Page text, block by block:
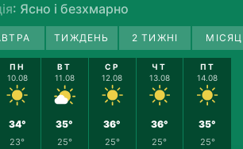
: Ясно і безхмарно
ТИЖДЕНЬ 2 ТИЖНІ
ПН
10.08
34°
23°
ВТ
11.08
35°
25°
СР
12.08
36°
25°
ЧТ
13.08
36°
25°
ПТ
14.08
35°
25°